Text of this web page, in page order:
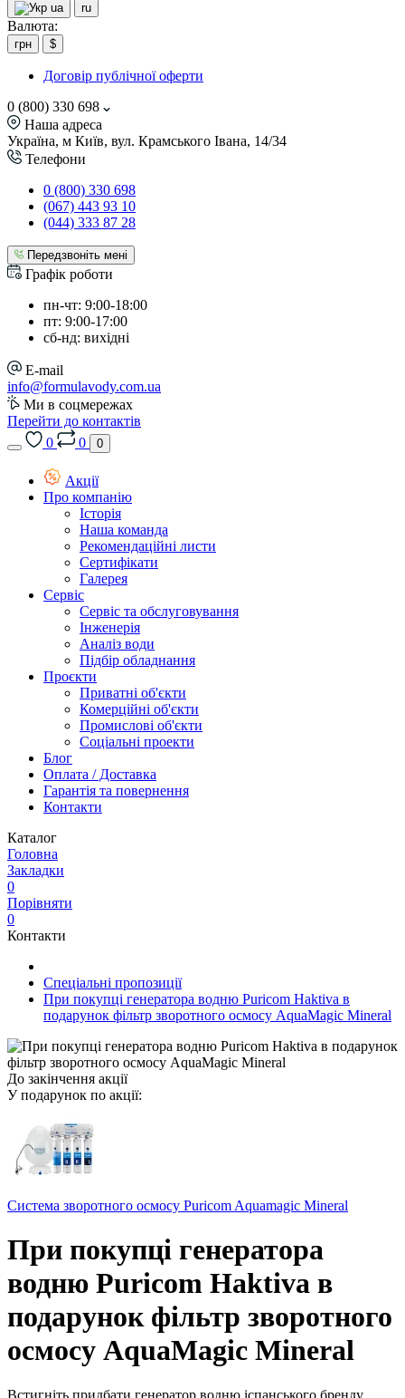
ua ru
Валюта:
грн $
Договір публічної оферти
0 (800) 330 698
Наша адреса
Україна, м Київ, вул. Крамського Івана, 14/34
Телефони
0 (800) 330 698
(067) 443 93 10
(044) 333 87 28
Передзвоніть мені
Графік роботи
пн-чт: 9:00-18:00
пт: 9:00-17:00
сб-нд: вихідні
E-mail
info@formulavody.com.ua
Ми в соцмережах
Перейти до контактів
0
0 0
Акції
Про компанію
Історія
Наша команда
Рекомендаційні листи
Сертифікати
Галерея
Сервіс
Сервіс та обслуговування
Інженерія
Аналіз води
Підбір обладнання
Проєкти
Приватні об'єкти
Комерційні об'єкти
Промислові об'єкти
Соціальні проекти
Блог
Оплата / Доставка
Гарантія та повернення
Контакти
Каталог
Головна
Закладки
0
Порівняти
0
Контакти
Спеціальні пропозиції
При покупці генератора водню Puricom Haktiva в
подарунок фільтр зворотного осмосу AquaMagic Mineral
До закінчення акції
У подарунок по акції:
Система зворотного осмосу Puricom Aquamagic Mineral
При покупці генератора
водню Puricom Haktiva в
подарунок фільтр зворотного
осмосу AquaMagic Mineral
Встигніть придбати генератор водню іспанського бренду